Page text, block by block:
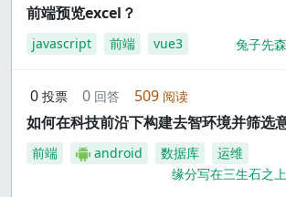
前端预览excel？
javascript 前端 vue3 兔子先森
0 投票 0 回答 509 阅读
如何在科技前沿下构建去智环境并筛选
前端 android 数据库
运维
缘分写在三生石之上